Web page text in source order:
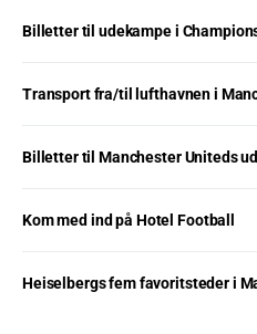
Billetter til udekampe i
Transport fra/til lufthavnen i
Billetter til Manchester Uniteds
Kom med ind på Hotel Football
Heiselbergs fem favoritsteder i